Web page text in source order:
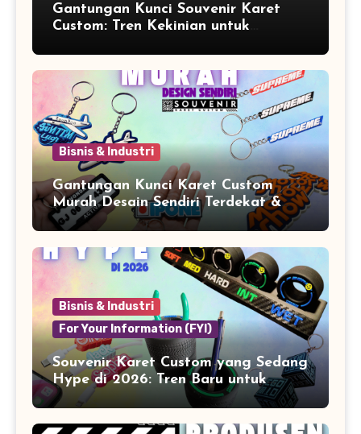
Gantungan Kunci Souvenir Karet
Custom: Tren Kekinian untuk
Bisnis & Industri
Gantungan Kunci Karet Custom
Murah Desain Sendiri Terdekat &
Berkualitas
Bisnis & Industri
For Your Information (FYI)
Souvenir Karet Custom yang Sedang
Hype di 2026: Tren Baru untuk
Branding & Lifestyle